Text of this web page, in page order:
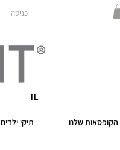
כניסה
IL
הקופסאות שלנו תיקי ילדים